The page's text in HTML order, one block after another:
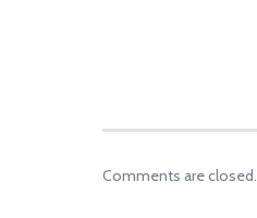
Comments are closed.